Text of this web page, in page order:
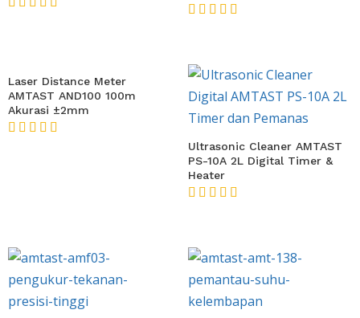
Laser Distance Meter
AMTAST AND100 100m
Akurasi ±2mm
Ultrasonic Cleaner AMTAST
PS-10A 2L Digital Timer &
Heater